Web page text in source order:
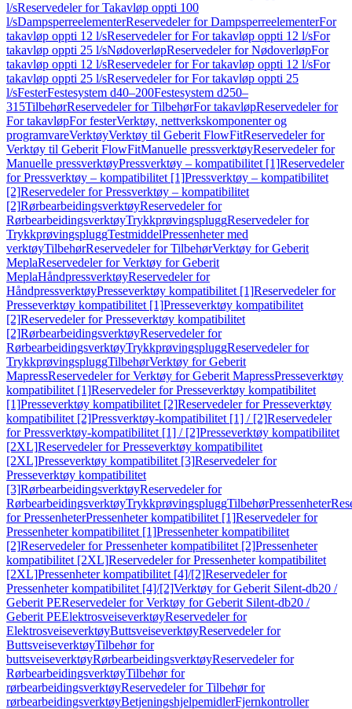
l/sReservedeler for Takavløp oppti 100
l/sDampsperreelementerReservedeler for DampsperreelementerFor
takavløp oppti 12 l/sReservedeler for For takavløp oppti 12 l/sFor
takavløp oppti 25 l/sNødoverløpReservedeler for NødoverløpFor
takavløp oppti 12 l/sReservedeler for For takavløp oppti 12 l/sFor
takavløp oppti 25 l/sReservedeler for For takavløp oppti 25
l/sFesterFestesystem d40–200Festesystem d250–
315TilbehørReservedeler for TilbehørFor takavløpReservedeler for
For takavløpFor festerVerktøy, nettverkskomponenter og
programvareVerktøyVerktøy til Geberit FlowFitReservedeler for
Verktøy til Geberit FlowFitManuelle pressverktøyReservedeler for
Manuelle pressverktøyPressverktøy – kompatibilitet [1]Reservedeler
for Pressverktøy – kompatibilitet [1]Pressverktøy – kompatibilitet
[2]Reservedeler for Pressverktøy – kompatibilitet
[2]RørbearbeidingsverktøyReservedeler for
RørbearbeidingsverktøyTrykkprøvingspluggReservedeler for
TrykkprøvingspluggTestmiddelPressenheter med
verktøyTilbehørReservedeler for TilbehørVerktøy for Geberit
MeplaReservedeler for Verktøy for Geberit
MeplaHåndpressverktøyReservedeler for
HåndpressverktøyPresseverktøy kompatibilitet [1]Reservedeler for
Presseverktøy kompatibilitet [1]Presseverktøy kompatibilitet
[2]Reservedeler for Presseverktøy kompatibilitet
[2]RørbearbeidingsverktøyReservedeler for
RørbearbeidingsverktøyTrykkprøvingspluggReservedeler for
TrykkprøvingspluggTilbehørVerktøy for Geberit
MapressReservedeler for Verktøy for Geberit MapressPresseverktøy
kompatibilitet [1]Reservedeler for Presseverktøy kompatibilitet
[1]Presseverktøy kompatibilitet [2]Reservedeler for Presseverktøy
kompatibilitet [2]Pressverktøy-kompatibilitet [1] / [2]Reservedeler
for Pressverktøy-kompatibilitet [1] / [2]Presseverktøy kompatibilitet
[2XL]Reservedeler for Presseverktøy kompatibilitet
[2XL]Presseverktøy kompatibilitet [3]Reservedeler for
Presseverktøy kompatibilitet
[3]RørbearbeidingsverktøyReservedeler for
RørbearbeidingsverktøyTrykkprøvingspluggTilbehørPressenheter
for PressenheterPressenheter kompatibilitet [1]Reservedeler for
Pressenheter kompatibilitet [1]Pressenheter kompatibilitet
[2]Reservedeler for Pressenheter kompatibilitet [2]Pressenheter
kompatibilitet [2XL]Reservedeler for Pressenheter kompatibilitet
[2XL]Pressenheter kompatibilitet [4]/[2]Reservedeler for
Pressenheter kompatibilitet [4]/[2]Verktøy for Geberit Silent-db20 /
Geberit PEReservedeler for Verktøy for Geberit Silent-db20 /
Geberit PEElektrosveiseverktøyReservedeler for
ElektrosveiseverktøyButtsveiseverktøyReservedeler for
ButtsveiseverktøyTilbehør for
buttsveiseverktøyRørbearbeidingsverktøyReservedeler for
RørbearbeidingsverktøyTilbehør for
rørbearbeidingsverktøyReservedeler for Tilbehør for
rørbearbeidingsverktøyBetjeningshjelpemidlerFjernkontroller